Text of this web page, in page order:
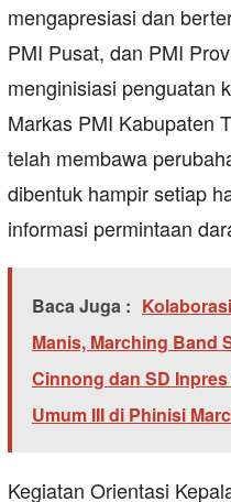
mengapresiasi dan
PMI Pusat, dan PMI
menginisiasi penguatan
Markas PMI Kabupaten
telah membawa
dibentuk hampir setiap
informasi permintaan
Baca Juga :
Manis, Marching Band
Cinnong dan SD
Umum III di Phinisi
Kegiatan Orientasi